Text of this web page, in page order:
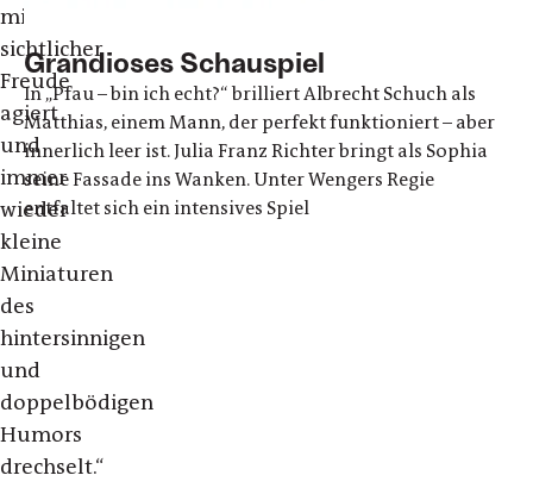
mit
sichtlicher
Freude
agiert
und
immer
wieder
kleine
Miniaturen
des
hintersinnigen
und
doppelbödigen
Humors
drechselt.“
Grandioses Schauspiel
In „Pfau – bin ich echt?“ brilliert Albrecht Schuch als
Matthias, einem Mann, der perfekt funktioniert – aber
innerlich leer ist. Julia Franz Richter bringt als Sophia
seine Fassade ins Wanken. Unter Wengers Regie
entfaltet sich ein intensives Spiel